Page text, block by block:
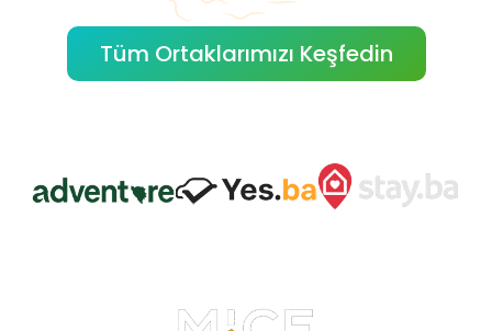
Tüm Ortaklarımızı Keşfedin